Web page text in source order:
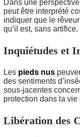
Dans une
peut être interprété
indiquer que le
qu’il est, sans artifice.
Inquiétudes et
Les pieds nus
des sentiments
sous-jacentes
protection dans la vie
Libération des